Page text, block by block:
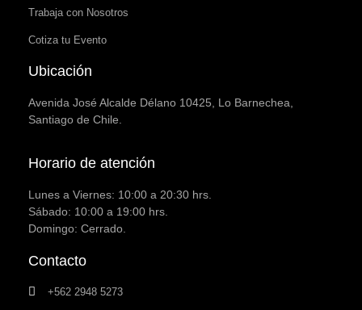
Trabaja con Nosotros
Cotiza tu Evento
Ubicación
Avenida José Alcalde Délano 10425, Lo Barnechea,
Santiago de Chile.
Horario de atención
Lunes a Viernes: 10:00 a 20:30 hrs.
Sábado: 10:00 a 19:00 hrs.
Domingo: Cerrado.
Contacto
+562 2948 5273